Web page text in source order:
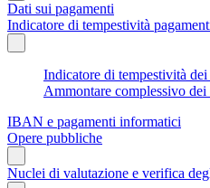
Dati sui pagamenti
Indicatore di tempestività
Indicatore di tempestività dei
Ammontare complessivo dei
IBAN e pagamenti informatici
Opere pubbliche
Nuclei di valutazione e verifica